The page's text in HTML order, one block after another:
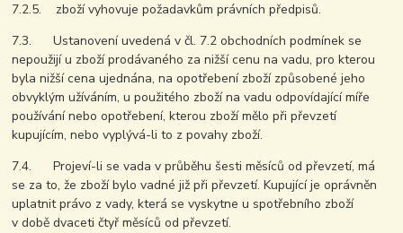
7.2.5. zboží vyhovuje požadavkům právních předpisů.
7.3. Ustanovení uvedená v čl. 7.2 obchodních podmínek se
nepoužijí u zboží prodávaného za nižší cenu na vadu, pro kterou
byla nižší cena ujednána, na opotřebení zboží způsobené jeho
obvyklým užíváním, u použitého zboží na vadu odpovídající míře
používání nebo opotřebení, kterou zboží mělo při převzetí
kupujícím, nebo vyplývá-li to z povahy zboží.
7.4. Projeví-li se vada v průběhu šesti měsíců od převzetí, má
se za to, že zboží bylo vadné již při převzetí. Kupující je oprávněn
uplatnit právo z vady, která se vyskytne u spotřebního zboží
v době dvaceti čtyř měsíců od převzetí.